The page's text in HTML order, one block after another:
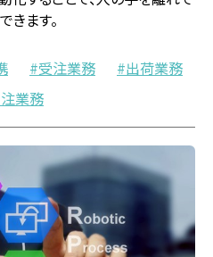
ます。
受注業務
出荷業務
業務